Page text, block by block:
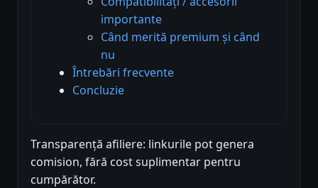
importante
Când merită premium și când
nu
Întrebări frecvente
Concluzie
Transparență afiliere: linkurile pot genera
comision, fără cost suplimentar pentru
cumpărător.